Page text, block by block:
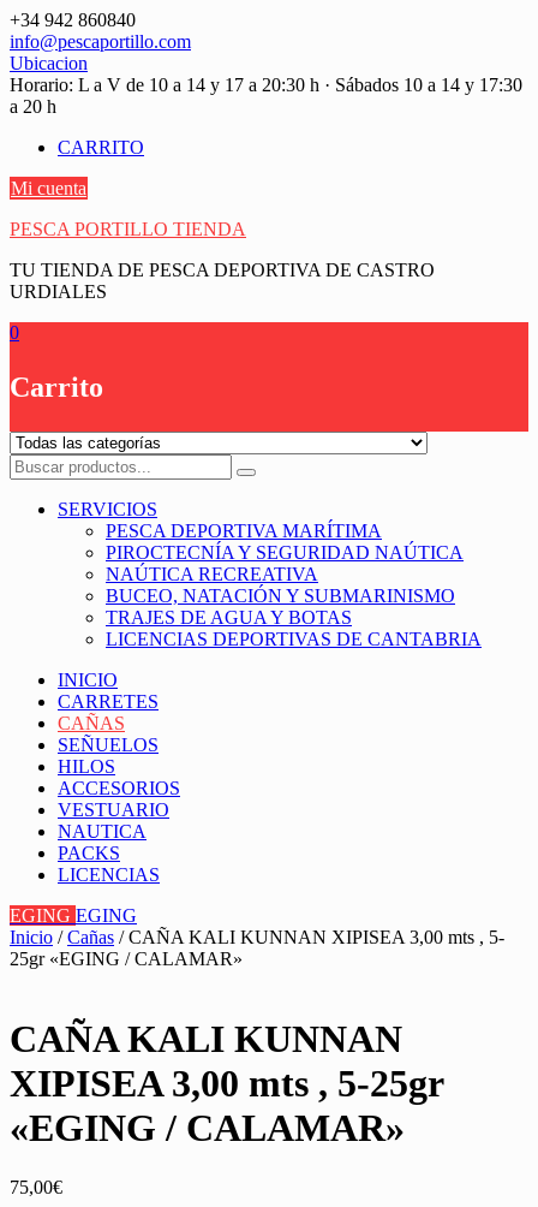
Saltar
contenido
+34 942 860840
info@pescaportillo.com
Ubicacion
Horario: L a V de 10 a 14 y 17 a 20:30 h · Sábados 10 a 14 y 17:30
a 20 h
CARRITO
Mi cuenta
PESCA PORTILLO TIENDA
TU TIENDA DE PESCA DEPORTIVA DE CASTRO
URDIALES
0
Carrito
SERVICIOS
PESCA DEPORTIVA MARÍTIMA
PIROCTECNÍA Y SEGURIDAD NAÚTICA
NAÚTICA RECREATIVA
BUCEO, NATACIÓN Y SUBMARINISMO
TRAJES DE AGUA Y BOTAS
LICENCIAS DEPORTIVAS DE CANTABRIA
INICIO
CARRETES
CAÑAS
SEÑUELOS
HILOS
ACCESORIOS
VESTUARIO
NAUTICA
PACKS
LICENCIAS
EGING EGING
Inicio /Cañas / CAÑA KALI KUNNAN XIPISEA 3,00 mts , 5-
25gr «EGING / CALAMAR»
CAÑA KALI KUNNAN
XIPISEA 3,00 mts , 5-25gr
«EGING / CALAMAR»
75,00€